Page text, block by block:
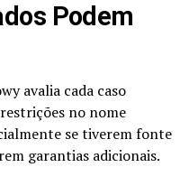
Podem
avalia cada caso
no nome
se tiverem fonte
garantias adicionais.